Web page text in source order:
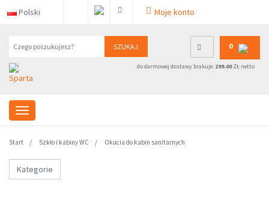
Polski Moje konto
SZUKAJ 0
do darmowej dostawy brakuje: 299.00ZŁ netto
Start Szkło i kabiny WC Okucia do kabin sanitarnych
Kategorie